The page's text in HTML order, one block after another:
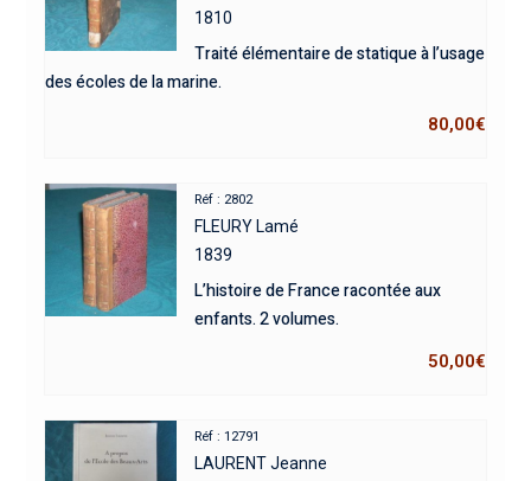
1810
Traité élémentaire de statique à l’usage
des écoles de la marine.
80,00€
Réf : 2802
FLEURY Lamé
1839
L’histoire de France racontée aux
enfants. 2 volumes.
50,00€
Réf : 12791
LAURENT Jeanne